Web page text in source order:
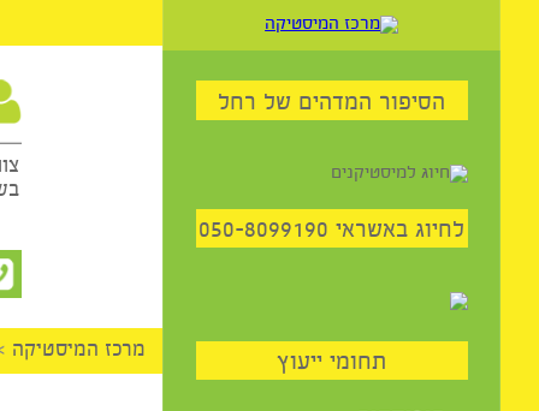
צוות
מרכז המיסטיקה>
הסיפור המדהים של רחל
באשראי 050-8099190
תחומי ייעוץ